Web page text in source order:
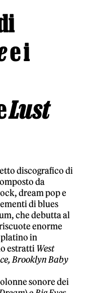
e i
Lust
discografico di
da
dream pop e
di blues
che debutta al
enorme
platino in
estratti West
Brooklyn Baby
sonore dei